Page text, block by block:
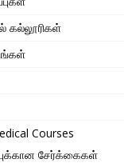
கல்லூரிகள்
Courses
சேர்க்கைகள்